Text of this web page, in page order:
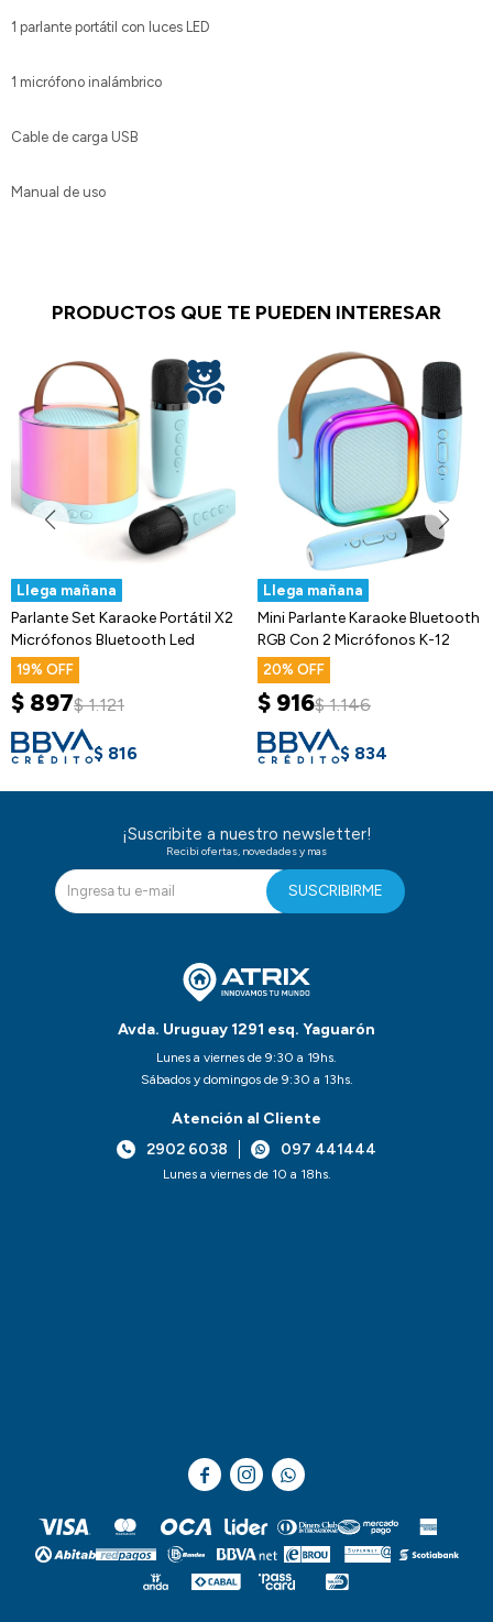
1 parlante portátil con luces LED
1 micrófono inalámbrico
Cable de carga USB
Manual de uso
PRODUCTOS QUE TE PUEDEN INTERESAR
Llega mañana
Parlante Set Karaoke Portátil X2
Micrófonos Bluetooth Led
19
$ 897$ 1.121
$ 816
Llega mañana
Mini Parlante Karaoke Bluetooth
RGB Con 2 Micrófonos K-12
20
$ 916$ 1.146
$ 834
Avda. Uruguay 1291 esq. Yaguarón
Lunes a viernes de 9:30 a 19hs.
Sábados y domingos de 9:30 a 13hs.
Atención al Cliente
2902 6038
097 441444
Lunes a viernes de 10 a 18hs.
¡Suscribite a nuestro newsletter!
Recibi ofertas, novedades y mas
SUSCRIBIRME
  